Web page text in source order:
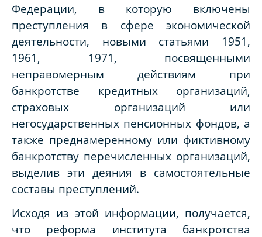
Федерации, в которую включены
преступления в сфере экономической
деятельности, новыми статьями 1951,
1961, 1971, посвященными
неправомерным действиям при
банкротстве кредитных организаций,
страховых организаций или
негосударственных пенсионных фондов, а
также преднамеренному или фиктивному
банкротству перечисленных организаций,
выделив эти деяния в самостоятельные
составы преступлений.
Исходя из этой информации, получается,
что реформа института банкротства